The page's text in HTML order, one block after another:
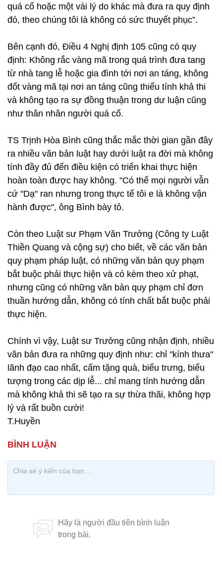
quá cố hoặc một vài lý do khác mà đưa ra quy định
đó, theo chúng tôi là không có sức thuyết phục”.
Bên cạnh đó, Điều 4 Nghị định 105 cũng có quy
định: Không rắc vàng mã trong quá trình đưa tang
từ nhà tang lễ hoặc gia đình tới nơi an táng, không
đốt vàng mã tại nơi an táng cũng thiếu tính khả thi
và không tạo ra sự đồng thuận trong dư luận cũng
như thân nhân người quá cố.
TS Trịnh Hòa Bình cũng thắc mắc thời gian gần đây
ra nhiều văn bản luật hay dưới luật ra đời mà không
tính đầy đủ đến điều kiện có triển khai thực hiện
hoàn toàn được hay không. "Có thể mọi người vẫn
cứ "Dạ" ran nhưng trong thực tế tôi e là không vận
hành được", ông Bình bày tỏ.
Còn theo Luật sư Phạm Văn Trưởng (Công ty Luật
Thiền Quang và cộng sự) cho biết, về các văn bản
quy phạm pháp luật, có những văn bản quy phạm
bắt buộc phải thực hiện và có kèm theo xử phạt,
nhưng cũng có những văn bản quy phạm chỉ đơn
thuần hướng dẫn, không có tính chất bắt buộc phải
thực hiện.
Chính vì vậy, Luật sư Trưởng cũng nhận định, nhiều
văn bản đưa ra những quy định như: chỉ "kính thưa"
lãnh đạo cao nhất, cấm tặng quà, biểu trưng, biểu
tượng trong các dịp lễ... chỉ mang tính hướng dẫn
mà không khả thi sẽ tạo ra sự thừa thãi, không hợp
lý và rất buồn cười!
T.Huyền